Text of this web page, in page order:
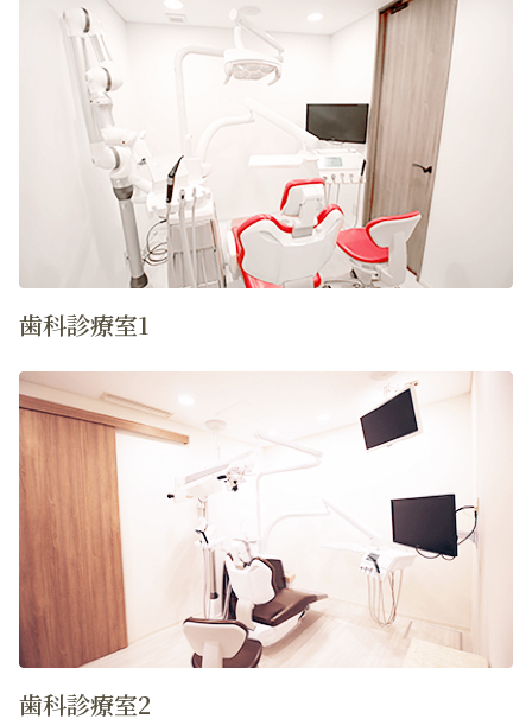
歯科診療室1
歯科診療室2